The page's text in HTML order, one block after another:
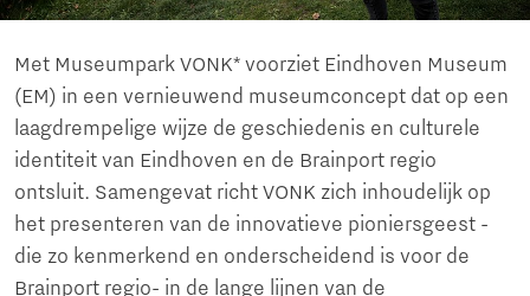
Met Museumpark VONK* voorziet Eindhoven Museum
(EM) in een vernieuwend museumconcept dat op een
laagdrempelige wijze de geschiedenis en culturele
identiteit van Eindhoven en de Brainport regio
ontsluit. Samengevat richt VONK zich inhoudelijk op
het presenteren van de innovatieve pioniersgeest -
die zo kenmerkend en onderscheidend is voor de
Brainport regio- in de lange lijnen van de